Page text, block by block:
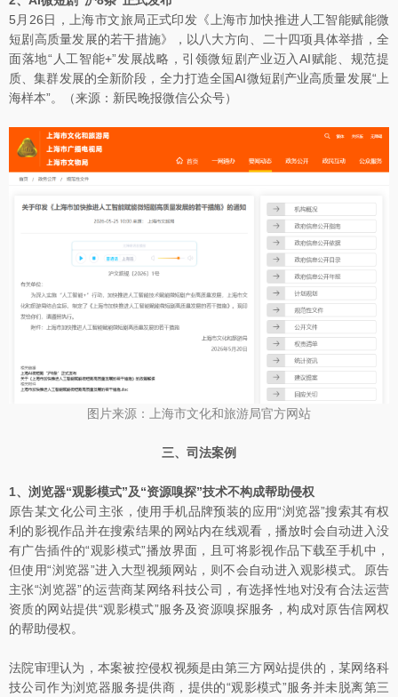
5月26日，上海市文旅局正式印发《上海市加快推进人工智能赋能微
短剧高质量发展的若干措施》，以八大方向、二十四项具体举措，全
面落地“人工智能+”发展战略，引领微短剧产业迈入AI赋能、规范提
质、集群发展的全新阶段，全力打造全国AI微短剧产业高质量发展“上
海样本”。（来源：新民晚报微信公众号）
图片来源：上海市文化和旅游局官方网站
三、司法案例
1、浏览器“观影模式”及“资源嗅探”技术不构成帮助侵权
原告某文化公司主张，使用手机品牌预装的应用“浏览器”搜索其有权
利的影视作品并在搜索结果的网站内在线观看，播放时会自动进入没
有广告插件的“观影模式”播放界面，且可将影视作品下载至手机中，
但使用“浏览器”进入大型视频网站，则不会自动进入观影模式。原告
主张“浏览器”的运营商某网络科技公司，有选择性地对没有合法运营
资质的网站提供“观影模式”服务及资源嗅探服务，构成对原告信网权
的帮助侵权。
法院审理认为，本案被控侵权视频是由第三方网站提供的，某网络科
技公司作为浏览器服务提供商，提供的“观影模式”服务并未脱离第三